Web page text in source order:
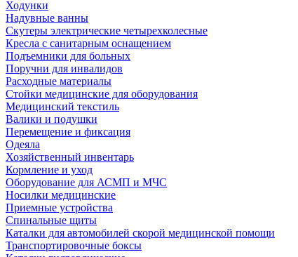
Ходунки
Надувные ванны
Скутеры электрические четырехколесные
Кресла с санитарным оснащением
Подъемники для больных
Поручни для инвалидов
Расходные материалы
Стойки медицинские для оборудования
Медицинский текстиль
Валики и подушки
Перемещение и фиксация
Одеяла
Хозяйственный инвентарь
Кормление и уход
Оборудование для АСМП и МЧС
Носилки медицинские
Приемные устройства
Спинальные щиты
Каталки для автомобилей скорой медицинской помощи
Транспортировочные боксы